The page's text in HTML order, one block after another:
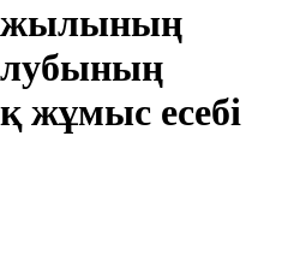
жылының
есебі